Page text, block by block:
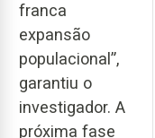
franca
expansão
populacional”,
garantiu o
investigador. A
próxima fase